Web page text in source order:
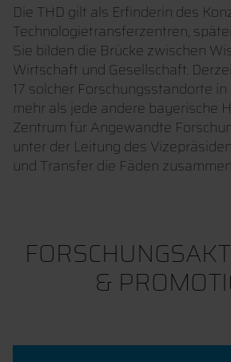
Die THD gilt als Erfinderin des
Technologietransferzentren,
Sie bilden die Brücke zwischen
Wirtschaft und Gesellschaft.
17 solcher Forschungsstandorte
mehr als jede andere bayerische
Zentrum für Angewandte
unter der Leitung des
und Transfer die Fäden
&